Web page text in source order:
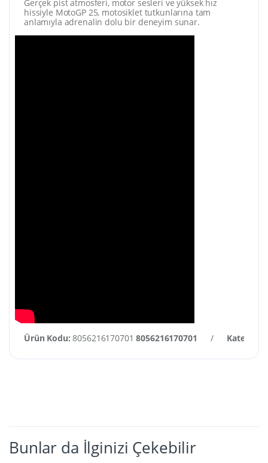
Gerçek pist atmosferi, motor sesleri ve yüksek hız
hissiyle MotoGP 25, motosiklet tutkunlarına tam
anlamıyla adrenalin dolu bir deneyim sunar.
Ürün Kodu: 80562161707018056216170701 / Kategori:
Bunlar da İlginizi Çekebilir